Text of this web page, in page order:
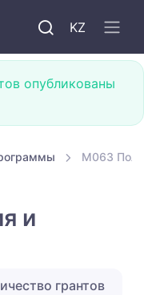
KZ
опубликованы
M063
и
грантов